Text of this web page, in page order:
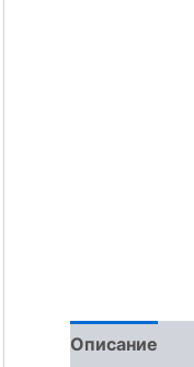
Описание